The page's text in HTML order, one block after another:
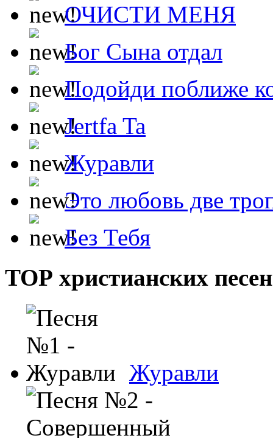
ОЧИСТИ МЕНЯ
Бог Сына отдал
Подойди поближе
Jertfa Ta
Журавли
Это любовь две
Без Тебя
ТОР христианских песен
Журавли